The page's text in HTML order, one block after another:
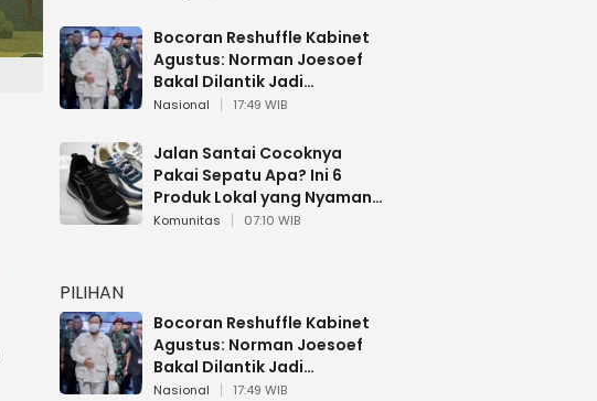
Bocoran Reshuffle Kabinet
Agustus: Norman Joesoef
Bakal Dilantik Jadi
Wamenhan RI
Nasional 17:49 WIB
Jalan Santai Cocoknya
Pakai Sepatu Apa? Ini 6
Produk Lokal yang Nyaman
Buat 17 Agustusan
Komunitas 07:10 WIB
PILIHAN
Bocoran Reshuffle Kabinet
Agustus: Norman Joesoef
Bakal Dilantik Jadi
Wamenhan RI
Nasional 17:49 WIB